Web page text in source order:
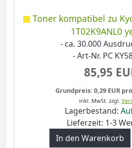
Toner kompatibel zu
1T02K9ANL0
- ca. 30.000
- Art-Nr. PC
85,95
Grundpreis: 0,29 EUR
inkl. MwSt. zzgl.
Lagerbestand:
Lieferzeit: 1-3